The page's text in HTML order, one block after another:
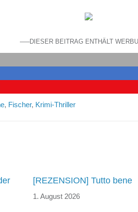
—–DIESER BEITRAG ENTHÄLT
, Fischer, Krimi-Thriller
[REZENSION] Tutto bene
1. August 2026